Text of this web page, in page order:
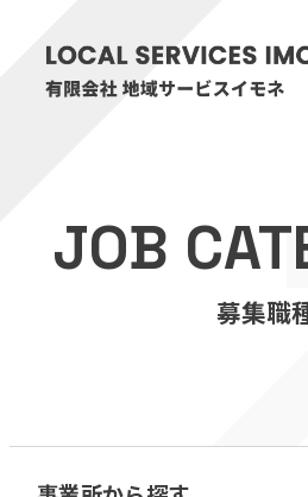
医療・介護事業
訪問看護リハビリス
福祉用具プランナー
JOB
募集職